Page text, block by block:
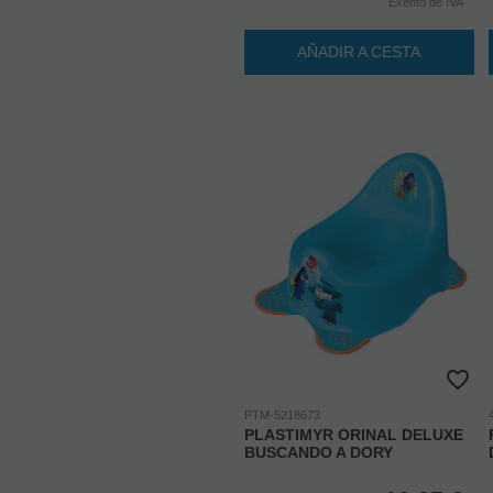
AÑADIR A CESTA
PTM-5218673
PLASTIMYR ORINAL DELUXE
BUSCANDO A DORY